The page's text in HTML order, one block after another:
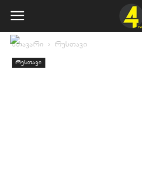
მთავარი რუსთავი
რუსთავი